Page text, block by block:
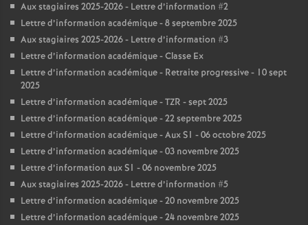
Aux stagiaires 2025-2026 - Lettre d’information #2
Lettre d’information académique - 8 septembre 2025
Aux stagiaires 2025-2026 - Lettre d’information #3
Lettre d’information académique - Classe Ex
Lettre d’information académique - Retraite progressive - 10 sept
2025
Lettre d’information académique - TZR - sept 2025
Lettre d’information académique - 22 septembre 2025
Lettre d’information académique - Aux S1 - 06 octobre 2025
Lettre d’information académique - 03 novembre 2025
Lettre d’information aux S1 - 06 novembre 2025
Aux stagiaires 2025-2026 - Lettre d’information #5
Lettre d’information académique - 20 novembre 2025
Lettre d’information académique - 24 novembre 2025